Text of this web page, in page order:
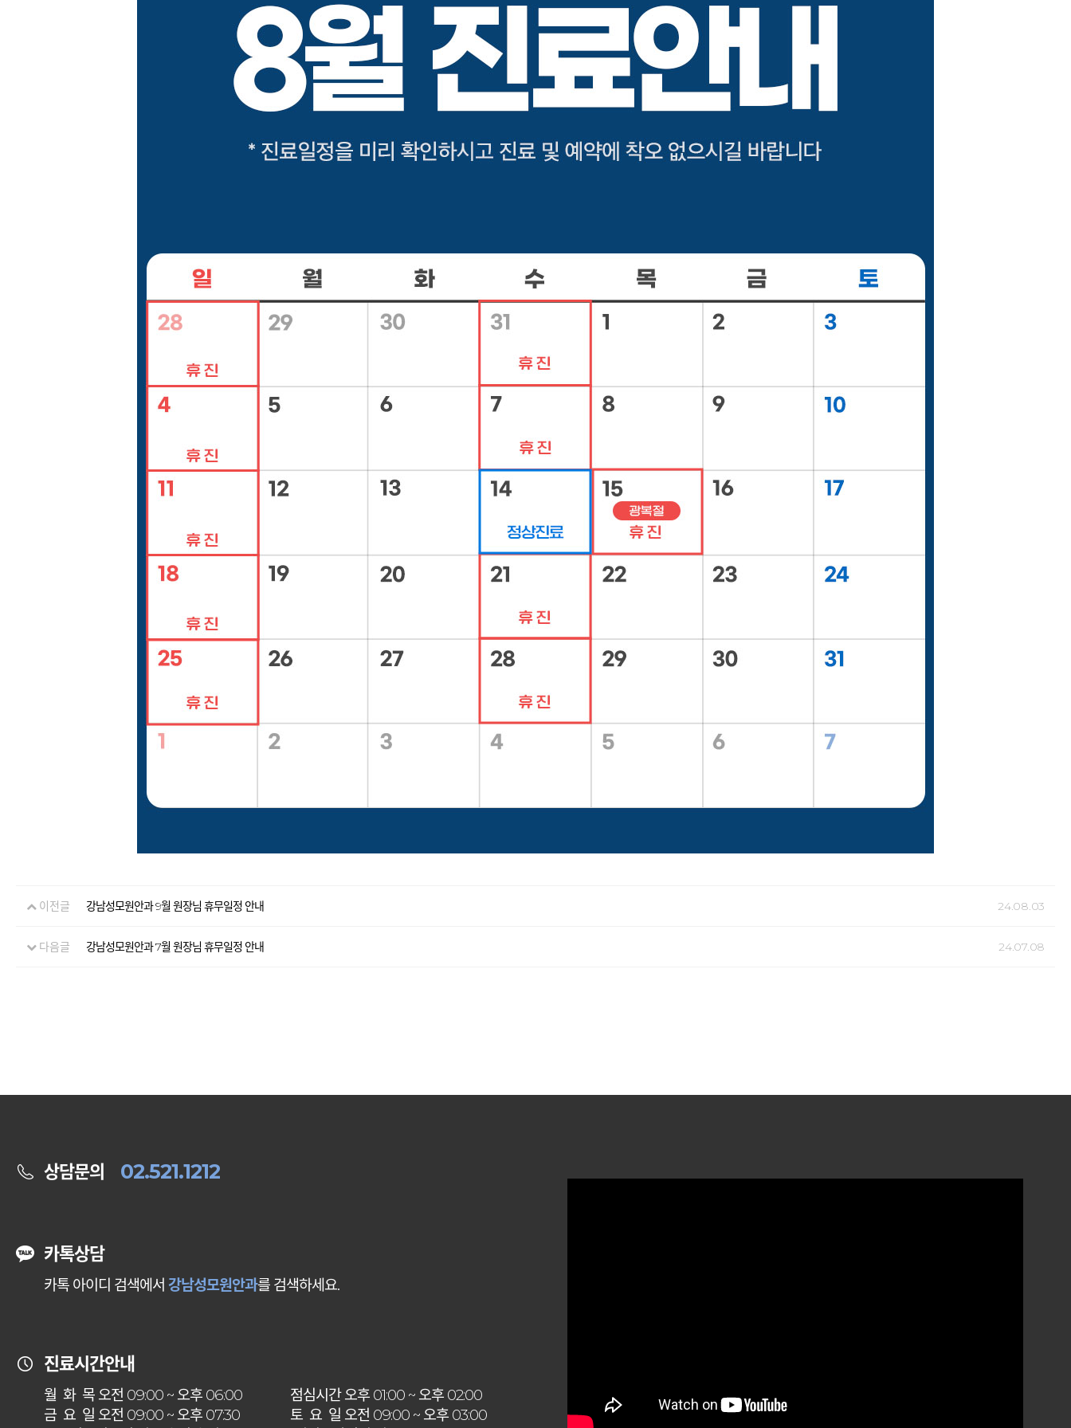
이전글 강남성모원안과 9월 원장님 휴무일정 안내 24.08.03
다음글 강남성모원안과 7월 원장님 휴무일정 안내 24.07.08
상담문의 02.521.1212
카톡상담
카톡 아이디 검색에서 강남성모원안과를 검색하세요.
진료시간안내
월 화 목 오전 09:00 ~ 오후 06:00 점심시간오후 01:00 ~ 오후 02:00
금 요 일 오전 09:00 ~ 오후 07:30 토 요 일 오전 09:00 ~ 오후 03:00